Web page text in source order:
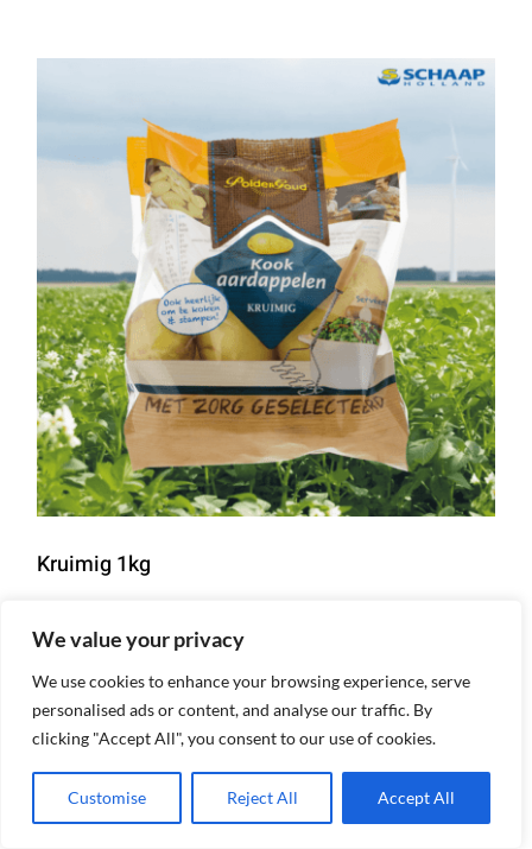
We value your privacy
We use cookies to enhance your browsing experience, serve
personalised ads or content, and analyse our traffic. By
clicking "Accept All", you consent to our use of cookies.
Customise Reject All Accept All
Kruimig 1kg